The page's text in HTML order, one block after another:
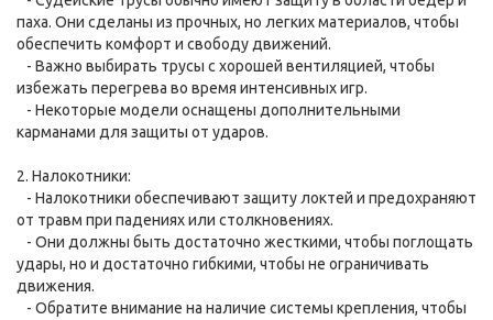
паха. Они сделаны из прочных, но легких материалов, чтобы
обеспечить комфорт и свободу движений.
- Важно выбирать трусы с хорошей вентиляцией, чтобы
избежать перегрева во время интенсивных игр.
- Некоторые модели оснащены дополнительными
карманами для защиты от ударов.
2. Налокотники:
- Налокотники обеспечивают защиту локтей и предохраняют
от травм при падениях или столкновениях.
- Они должны быть достаточно жесткими, чтобы поглощать
удары, но и достаточно гибкими, чтобы не ограничивать
движения.
- Обратите внимание на наличие системы крепления, чтобы